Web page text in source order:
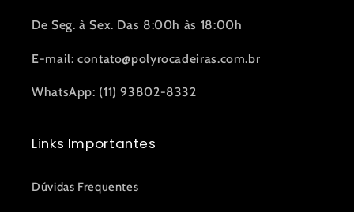
De Seg. à Sex. Das 8:00h às 18:00h
E-mail: contato@polyrocadeiras.com.br
WhatsApp: (11) 93802-8332
Links Importantes
Dúvidas Frequentes